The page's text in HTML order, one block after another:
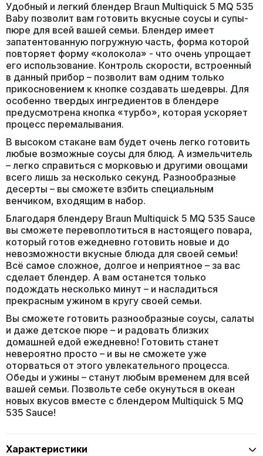
Удобный и легкий блендер Braun Multiquick 5 MQ 535
Baby позволит вам готовить вкусные соусы и супы-
пюре для всей вашей семьи. Блендер имеет
запатентованную погружную часть, форма которой
повторяет форму «колокола» - что очень упрощает
его использование. Контроль скорости, встроенный
в данный прибор – позволит вам одним только
прикосновением к кнопке создавать шедевры. Для
особенно твердых ингредиентов в блендере
предусмотрена кнопка «турбо», которая ускоряет
процесс перемалывания.
В высоком стакане вам будет очень легко готовить
любые возможные соусы для блюд. А измельчитель
– легко справиться с морковью и другими овощами
всего лишь за несколько секунд. Разнообразные
десерты – вы сможете взбить специальным
венчиком, входящим в набор.
Благодаря блендеру Braun Multiquick 5 MQ 535 Sauce
вы сможете перевоплотиться в настоящего повара,
который готов ежедневно готовить новые и до
невозможности вкусные блюда для своей семьи!
Всё самое сложное, долгое и неприятное – за вас
сделает блендер. А вам останется только
подождать несколько минут – и насладиться
прекрасным ужином в кругу своей семьи.
Вы сможете готовить разнообразные соусы, салаты
и даже детское пюре – и радовать близких
домашней едой ежедневно! Готовить станет
невероятно просто – и вы не сможете уже
оторваться от этого увлекательного процесса.
Обеды и ужины – станут любым временем для всей
вашей семьи. Позвольте себе окунуться в океан
новых вкусов вместе с блендером Multiquick 5 MQ
535 Sauce!
Характеристики